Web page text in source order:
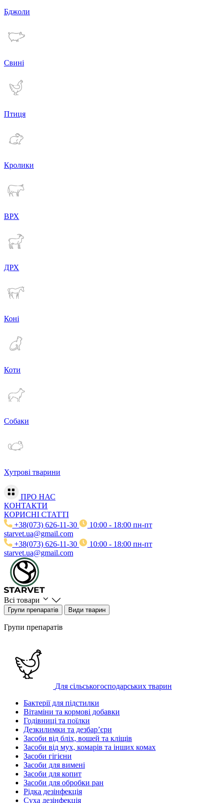
Бджоли
Свині
Птиця
Кролики
ВРХ
ДРХ
Коні
Коти
Собаки
Хутрові тварини
ПРО НАС
КОНТАКТИ
КОРИСНІ СТАТТІ
+38(073) 626-11-30
10:00 - 18:00 пн-пт
starvet.ua@gmail.com
+38(073) 626-11-30
10:00 - 18:00 пн-пт
starvet.ua@gmail.com
Всі товари
Групи препаратів Види тварин
Групи препаратів
Для сільськогосподарських тварин
Бактерії для підстилки
Вітаміни та кормові добавки
Годівниці та поїлки
Дезкилимки та дезбарʼєри
Засоби від бліх, вошей та кліщів
Засоби від мух, комарів та інших комах
Засоби гігієни
Засоби для вимені
Засоби для копит
Засоби для обробки ран
Рідка дезінфекція
Суха дезінфекція